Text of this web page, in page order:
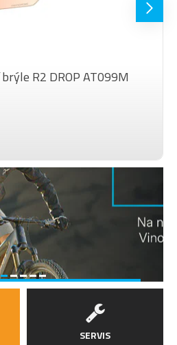
R2 DROP AT099M
SERVIS